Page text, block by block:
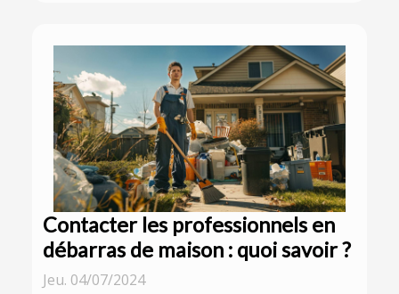
Contacter les professionnels en
débarras de maison : quoi savoir ?
Jeu. 04/07/2024